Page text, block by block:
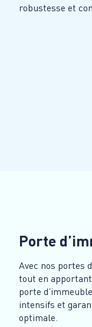
robustesse et
Porte
Avec nos portes
tout en apportant
porte
intensifs et
optimale.